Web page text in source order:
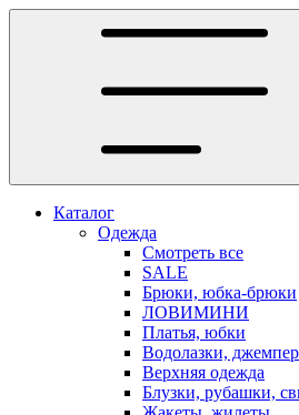
Каталог
Одежда
Смотреть все
SALE
Брюки, юбка-брюки
ЛОВИМИНИ
Платья, юбки
Водолазки,
Верхняя одежда
Блузки, рубашки,